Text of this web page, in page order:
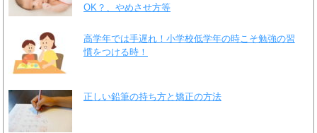
OK？、やめさせ方等
高学年では手遅れ！小学校低学年の時こそ勉強の習
慣をつける時！
正しい鉛筆の持ち方と矯正の方法